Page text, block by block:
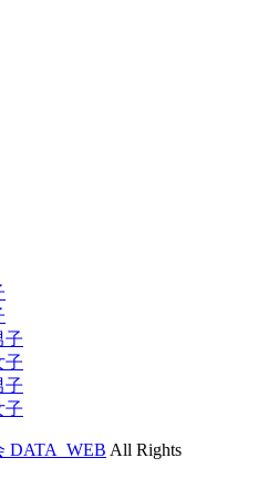
子
子
子
子
DATA_WEB All Rights